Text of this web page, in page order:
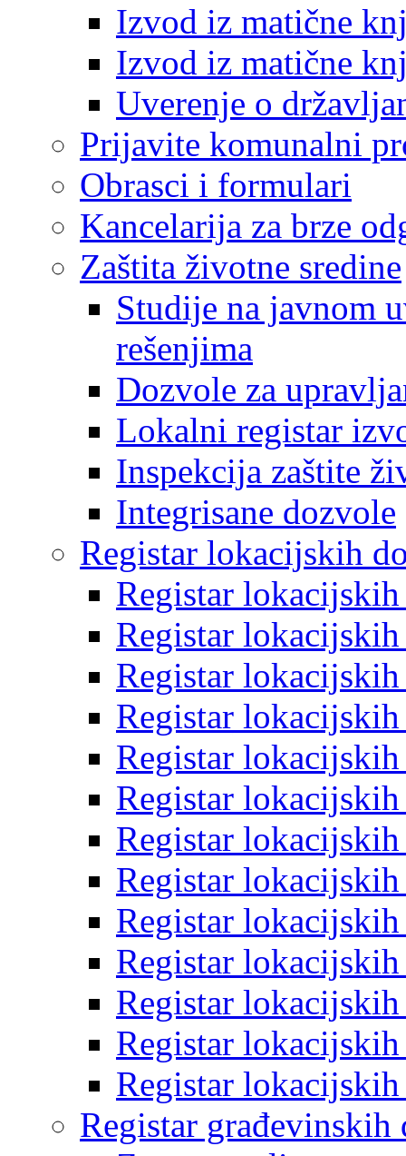
Izvod iz matične
Izvod iz matične
Uverenje o
Prijavite komunalni
Obrasci i formulari
Kancelarija za brze
Zaštita životne sredine
Studije na javnom
rešenjima
Dozvole za
Lokalni registar
Inspekcija zaštite
Integrisane dozvole
Registar lokacijskih
Registar
Registar
Registar
Registar
Registar
Registar
Registar
Registar
Registar
Registar
Registar
Registar
Registar
Registar građevinskih